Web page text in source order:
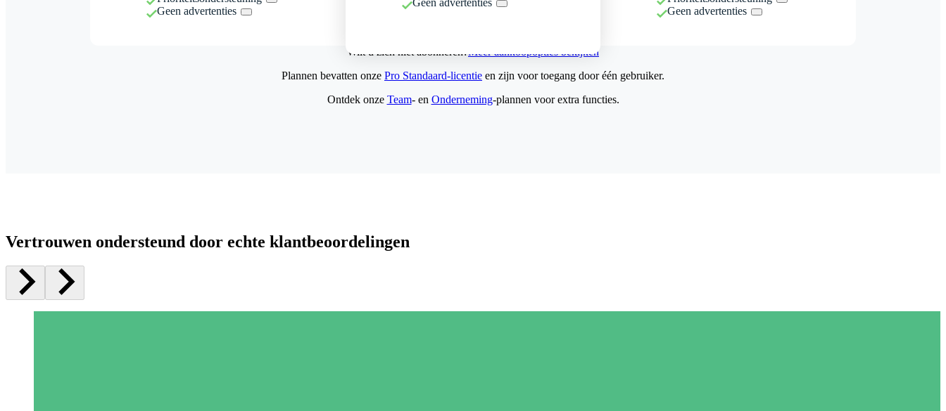
Geen advertenties
Geen advertenties
Geen advertenties
Wilt u zich niet abonneren?Meer aankoopopties bekijken
Plannen bevatten onze Pro Standaard-licentie en zijn voor toegang door één gebruiker.
Ontdek onze Team- en Onderneming-plannen voor extra functies.
Vertrouwen ondersteund door echte klantbeoordelingen